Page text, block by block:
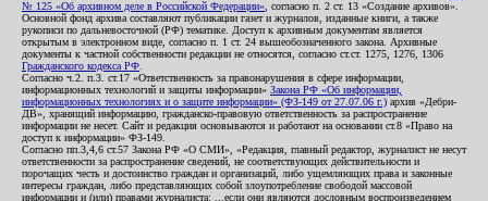
№ 125 «Об архивном деле в Российской Федерации» , согласно п. 2 ст. 13 «Создание архивов».
Основной фонд архива составляют публикации газет и журналов, изданные книги, а также
рукописи по дальневосточной (РФ) тематике. Доступ к архивным документам является
открытым в электронном виде, согласно п. 1 ст. 24 вышеобозначенного закона. Архивные
документы к частной собственности редакции не относятся, согласно ст.ст. 1275, 1276, 1306
Гражданского кодекса РФ
Согласно ч.2. п.3. ст.17 «Ответственность за правонарушения в сфере информации,
информационных технологий и защиты информации» Закона РФ «Об информации,
информационных технологиях и о защите информации» (ФЗ-149 от 27.07.06 г.) архив «Дебри-
ДВ», хранящий информацию, гражданско-правовую ответственность за распространение
информации не несет. Сайт и редакция основываются и работают на основании ст.8 «Право на
доступ к информации» ФЗ-149.
Согласно пп.3,4,6 ст.57 Закона РФ «О СМИ», «Редакция, главный редактор, журналист не несут
ответственности за распространение сведений, не соответствующих действительности и
порочащих честь и достоинство граждан и организаций, либо ущемляющих права и законные
интересы граждан, либо представляющих собой злоупотребление свободой массовой
информации и (или) правами журналиста: ...если они являются дословным воспроизведением